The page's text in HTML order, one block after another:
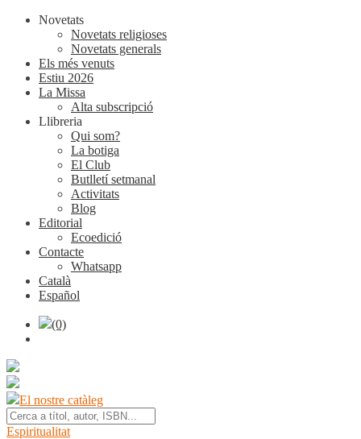
Novetats
Novetats religioses
Novetats generals
Els més venuts
Estiu 2026
La Missa
Alta subscripció
Llibreria
Qui som?
La botiga
El Club
Butlletí setmanal
Activitats
Blog
Editorial
Ecoedició
Contacte
Whatsapp
Català
Español
(0)
El nostre catàleg
Espiritualitat